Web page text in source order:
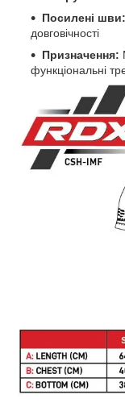
Посилені шви:
довговічності
Призначення:
функціональні